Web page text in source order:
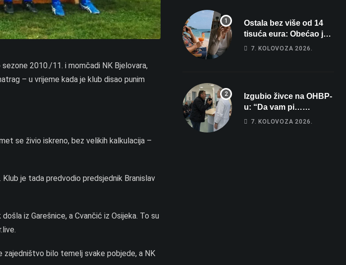
2010./11. i momčadi NK Bjelovara,
– u vrijeme kada je klub disao punim
se živio iskreno, bez velikih kalkulacija –
je tada predvodio predsjednik Branislav
iz Garešnice, a Cvančić iz Osijeka. To su
zajedništvo bilo temelj svake pobjede, a NK
Ostala bez više od 14
tisuća eura: Obećao joj
auto za tjedan dana, a
7. KOLOVOZA 2026.
Izgubio živce na OHBP-
u: “Da vam pi…
materina!” Zbog člana
7. KOLOVOZA 2026.